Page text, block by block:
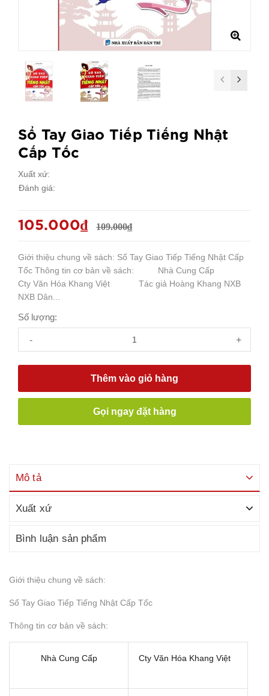
Sổ Tay Giao Tiếp Tiếng Nhật
Cấp Tốc
Xuất xứ:
Đánh giá:
105.000₫ 109.000₫
Giới thiệu chung về sách: Sổ Tay Giao Tiếp Tiếng Nhật Cấp
Tốc Thông tin cơ bản về sách: Nhà Cung Cấp
Cty Văn Hóa Khang Việt Tác giả Hoàng Khang NXB
NXB Dân...
Số lượng:
- +
Thêm vào giỏ hàng
Gọi ngay đặt hàng
Mô tả
Xuất xứ
Bình luận sản phẩm
Giới thiệu chung về sách:
Sổ Tay Giao Tiếp Tiếng Nhật Cấp Tốc
Thông tin cơ bản về sách:
Nhà Cung Cấp Cty Văn Hóa Khang Việt